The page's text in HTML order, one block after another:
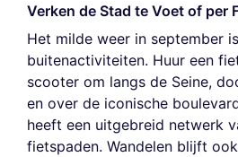
Verken de Stad te Voet of per
Het milde weer in september
buitenactiviteiten. Huur een
scooter om langs de Seine,
en over de iconische
heeft een uitgebreid netwerk
fietspaden. Wandelen blijft